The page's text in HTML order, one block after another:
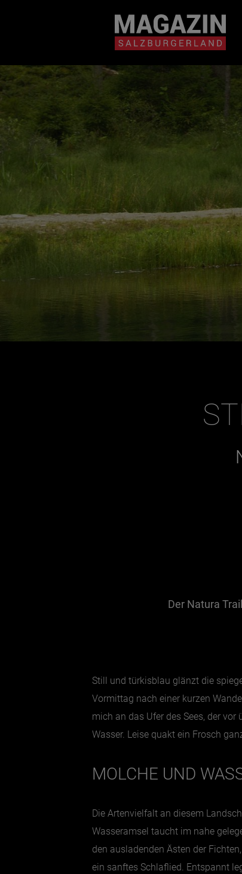
Zum Inhalt springen
BEITRÄGE IN
NÄHE
BEITRÄGE IN MEINER
Der Natura
Still und türkisblau glänzt die
Vormittag nach einer kurzen
mich an das Ufer des Sees, der
Wasser. Leise quakt ein Frosch
MOLCHE UND
Die Artenvielfalt an diesem
Wasseramsel taucht im nahe
den ausladenden Ästen der
ein sanftes Schlaflied. Entspannt